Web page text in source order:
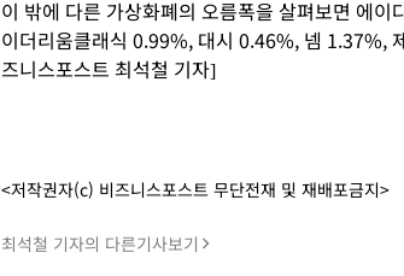
이 밖에 다른 가상화폐의 오름폭을 살펴보면 에
이더리움클래식 0.99%, 대시 0.46%, 넴 1.37%,
즈니스포스트 최석철 기자]
<저작권자(c) 비즈니스포스트 무단전재 및 재배포금지>
최석철 기자의 다른기사보기